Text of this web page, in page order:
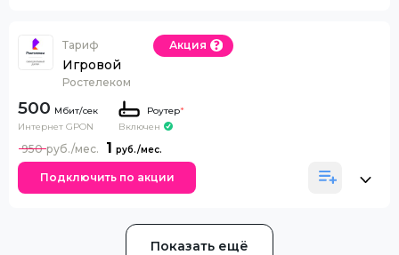
Тариф
Игровой
Ростелеком
Акция
500
Интернет GPON
Роутер*
Включен
1
950
Подключить по акции
Показать ещё